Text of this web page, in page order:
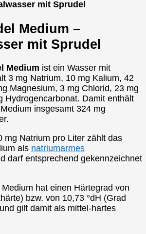
mit Sprudel
Medium –
mit Sprudel
Medium ist ein Wasser mit
3 mg Natrium, 10 mg Kalium, 42
Magnesium, 3 mg Chlorid, 23 mg
Hydrogencarbonat. Damit enthält
insgesamt 324 mg
mg Natrium pro Liter zählt das
als natriumarmes
darf entsprechend gekennzeichnet
hat einen Härtegrad von
bzw. von 10,73 °dH (Grad
gilt damit als mittel-hartes